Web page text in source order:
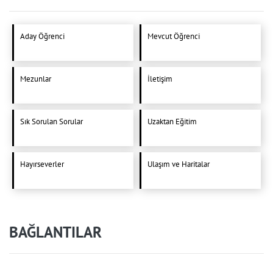
Aday Öğrenci Mevcut Öğrenci
Mezunlar İletişim
Sık Sorulan Sorular Uzaktan Eğitim
Hayırseverler Ulaşım ve Haritalar
BAĞLANTILAR